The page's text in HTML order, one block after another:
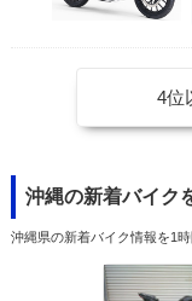
4位
沖縄の新着バイク
沖縄県の新着バイク情報を1